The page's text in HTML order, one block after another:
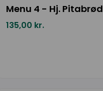
Menu 4 - Hj. Pitabrød
135,00 kr.